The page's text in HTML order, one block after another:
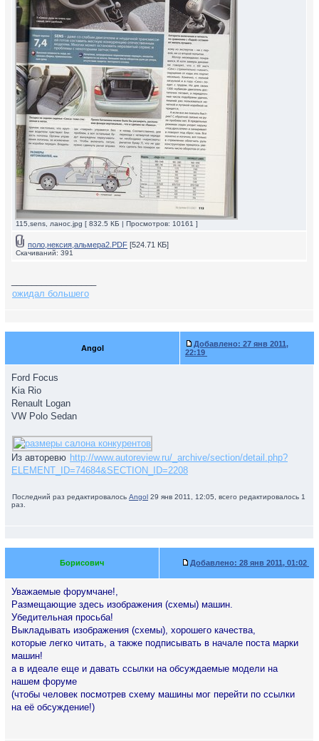
115,sens, ланос.jpg [ 832.5 КБ | Просмотров: 10161 ]
поло,нексия,альмера2.PDF [524.71 КБ]
Скачиваний: 391
ожидал большего
Angol Добавлено: 27 янв 2011,
22:19
Ford Focus
Kia Rio
Renault Logan
VW Polo Sedan
Из авторевю http://www.autoreview.ru/_archive/section/detail.php?
ELEMENT_ID=74684&SECTION_ID=2208
Последний раз редактировалось Angol 29 янв 2011, 12:05, всего редактировалось 1
раз.
Борисович Добавлено: 28 янв 2011, 01:02
Уважаемые форумчане!,
Размещающие здесь изображения (схемы) машин.
Убедительная просьба!
Выкладывать изображения (схемы), хорошего качества,
которые легко читать, а также подписывать в начале поста марки
машин!
а в идеале еще и давать ссылки на обсуждаемые модели на
нашем форуме
(чтобы человек посмотрев схему машины мог перейти по ссылки
на её обсуждение!)